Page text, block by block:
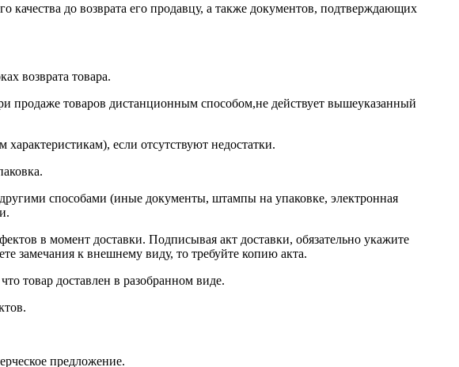
качества до возврата его продавцу, а также документов, подтверждающих
возврата товара.
продаже товаров дистанционным способом,не действует вышеуказанный
если отсутствуют недостатки.
другими способами (иные документы, штампы на упаковке, электронная
в момент доставки. Подписывая акт доставки, обязательно укажите
замечания к внешнему виду, то требуйте копию акта.
товар доставлен в разобранном виде.
предложение.